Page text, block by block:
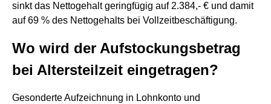
sinkt das Nettogehalt geringfügig auf 2.384,- € und damit
auf 69 % des Nettogehalts bei Vollzeitbeschäftigung.
Wo wird der Aufstockungsbetrag
bei Altersteilzeit eingetragen?
Gesonderte Aufzeichnung in Lohnkonto und